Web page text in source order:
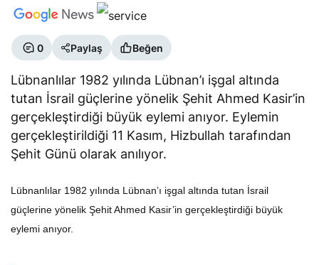
0 Paylaş Beğen
Lübnanlılar 1982 yılında Lübnan’ı işgal altında
tutan İsrail güçlerine yönelik Şehit Ahmed Kasir’in
gerçekleştirdiği büyük eylemi anıyor. Eylemin
gerçekleştirildiği 11 Kasım, Hizbullah tarafından
Şehit Günü olarak anılıyor.
Lübnanlılar 1982 yılında Lübnan’ı işgal altında tutan İsrail
güçlerine yönelik Şehit Ahmed Kasir’in gerçekleştirdiği büyük
eylemi anıyor.